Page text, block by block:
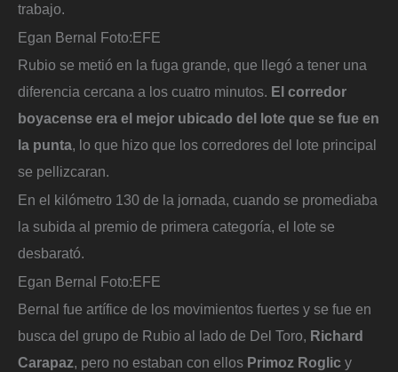
trabajo.
Egan Bernal Foto:EFE
Rubio se metió en la fuga grande, que llegó a tener una
diferencia cercana a los cuatro minutos. El corredor
boyacense era el mejor ubicado del lote que se fue en
la punta, lo que hizo que los corredores del lote principal
se pellizcaran.
En el kilómetro 130 de la jornada, cuando se promediaba
la subida al premio de primera categoría, el lote se
desbarató.
Egan Bernal Foto:EFE
Bernal fue artífice de los movimientos fuertes y se fue en
busca del grupo de Rubio al lado de Del Toro, Richard
Carapaz, pero no estaban con ellos Primoz Roglic y